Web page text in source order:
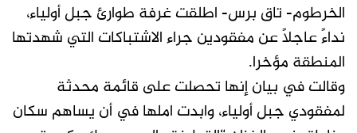
الخرطوم- تاق برس- اطلقت غرفة طوارئ جبل أولياء،
نداءً عاجلًا عن مفقودين جراء الاشتباكات التي شهدتها
المنطقة مؤخرا.
وقالت في بيان إنها تحصلت على قائمة محدثة
لمفقودي جبل أولياء، وابدت املها في أن يساهم سكان